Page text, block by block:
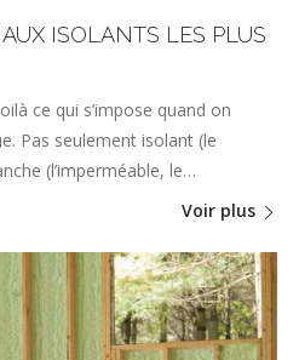
ISOLANTS LES PLUS
ce qui s’impose quand on
Pas seulement isolant (le
(l’imperméable, le…
Voir plus